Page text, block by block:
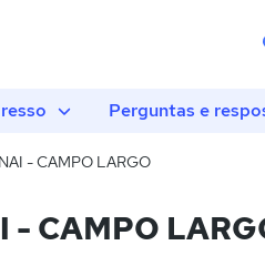
Perguntas e
- CAMPO LARGO
CAMPO